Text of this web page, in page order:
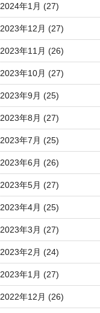
2024年1月 (27)
2023年12月 (27)
2023年11月 (26)
2023年10月 (27)
2023年9月 (25)
2023年8月 (27)
2023年7月 (25)
2023年6月 (26)
2023年5月 (27)
2023年4月 (25)
2023年3月 (27)
2023年2月 (24)
2023年1月 (27)
2022年12月 (26)